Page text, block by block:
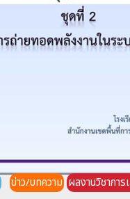
ข่าว/บทความ ผลงานวิชาการ